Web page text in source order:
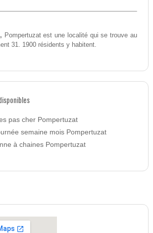
Pompertuzat est une localité qui se trouve au
31. 1900 résidents y habitent.
pas cher Pompertuzat
semaine mois Pompertuzat
à chaines Pompertuzat